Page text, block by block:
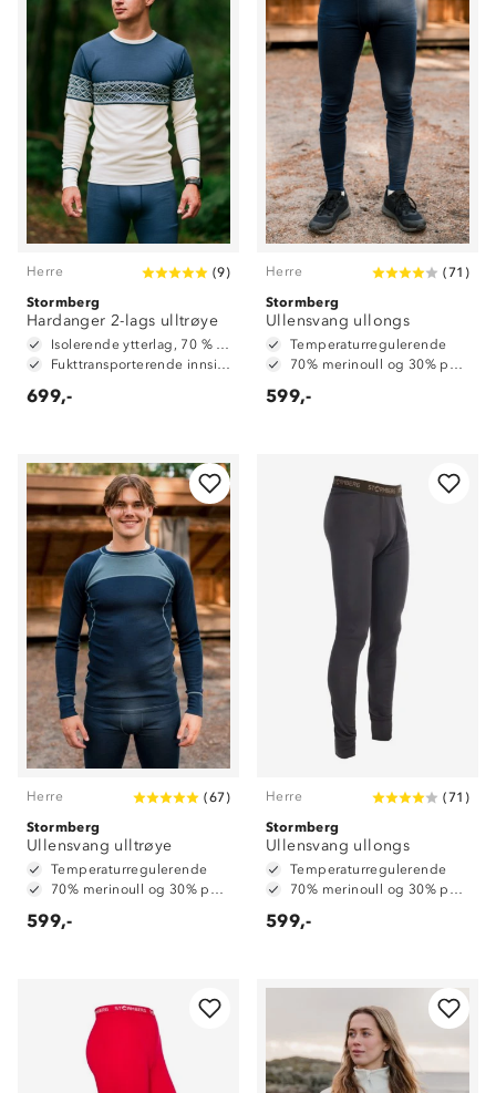
Herre (9)
Stormberg
Hardanger 2-lags ulltrøye
Isolerende ytterlag, 70 % ull og 30 % polyester
Fukttransporterende innside, 100 % polyester
699,-
Herre (71 )
Stormberg
Ullensvang ullongs
Temperaturregulerende
70% merinoull og 30% polyester
599,-
Herre (67)
Stormberg
Ullensvang ulltrøye
Temperaturregulerende
70% merinoull og 30% polyester
599,-
Herre (71 )
Stormberg
Ullensvang ullongs
Temperaturregulerende
70% merinoull og 30% polyester
599,-